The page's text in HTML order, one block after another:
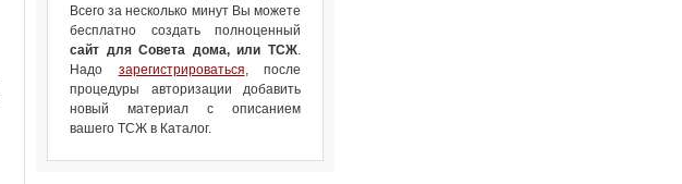
Всего за несколько минут Вы можете
бесплатно создать полноценный
сайт для Совета дома, или ТСЖ.
Надо зарегистрироваться, после
процедуры авторизации добавить
новый материал с описанием
вашего ТСЖ в Каталог.